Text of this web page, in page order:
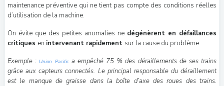
maintenance préventive qui ne tient pas compte des conditions réelles
d’utilisation de la machine.
On évite que des petites anomalies ne dégénèrent en défaillances
critiques en intervenant rapidement sur la cause du problème.
Exemple : Union Pacific a empêché 75 % des déraillements de ses trains
grâce aux capteurs connectés. Le principal responsable du déraillement
est le manque de graisse dans la boîte d’axe des roues des trains.